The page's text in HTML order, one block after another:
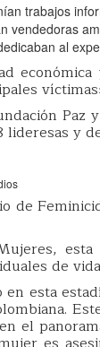
trabajos
vendedoras
al
Paz
lideresas y
de
de
en esta
el